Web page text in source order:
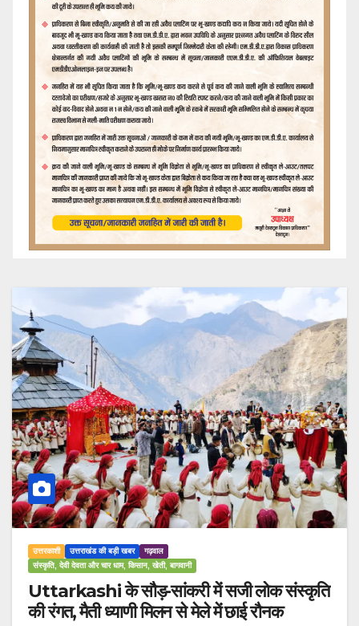
उत्तरकाशी उत्तराखंड की बड़ी खबर
गढ़वाल
संस्कृति, देवी देवता और चार धाम, किसान, खेती, बागवानी
Uttarkashi के सौड़-सांकरी में सजी लोक संस्कृति
की रंगत, मैती ध्याणी मिलन से मेले में छाई रौनक